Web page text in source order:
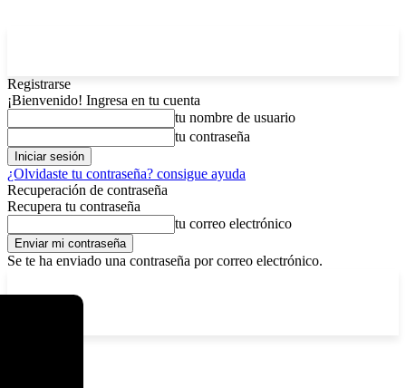
Registrarse
¡Bienvenido! Ingresa en tu cuenta
tu nombre de usuario
tu contraseña
¿Olvidaste tu contraseña? consigue ayuda
Recuperación de contraseña
Recupera tu contraseña
tu correo electrónico
Se te ha enviado una contraseña por correo electrónico.